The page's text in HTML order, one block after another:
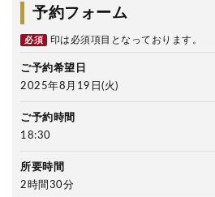
予約フォーム
必須 印は必須項目となっております。
ご予約希望日
2025年8月19日(火)
ご予約時間
18:30
所要時間
2時間30分